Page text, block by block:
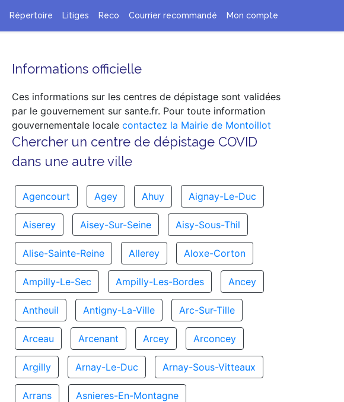
Répertoire Litiges Reco Courrier recommandé Mon compte
Informations officielle
Ces informations sur les centres de dépistage sont validées
par le gouvernement sur sante.fr. Pour toute information
gouvernementale localecontactez la Mairie de Montoillot
Chercher un centre de dépistage COVID
dans une autre ville
Agencourt Agey Ahuy Aignay-Le-Duc
Aiserey Aisey-Sur-Seine Aisy-Sous-Thil
Alise-Sainte-Reine Allerey Aloxe-Corton
Ampilly-Le-Sec Ampilly-Les-Bordes Ancey
Antheuil Antigny-La-Ville Arc-Sur-Tille
Arceau Arcenant Arcey Arconcey
Argilly Arnay-Le-Duc Arnay-Sous-Vitteaux
Arrans Asnieres-En-Montagne